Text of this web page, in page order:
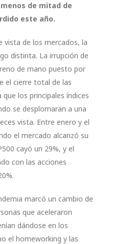
de mitad de
este año.
vista de los mercados, la
distinta. La irrupción de
de mano puesto por
el cierre total de las
los principales índices
se desplomaran a una
vista. Entre enero y el
el mercado alcanzó su
cayó un 29%, y el
con las acciones
marcó un cambio de
que aceleraron
dándose en los
el homeworking y las